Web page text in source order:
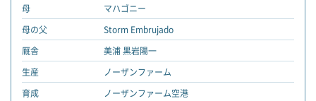
母
マハゴニー
母の父
Storm Embrujado
厩舎
美浦 黒岩陽一
生産
ノーザンファーム
育成
ノーザンファーム空港